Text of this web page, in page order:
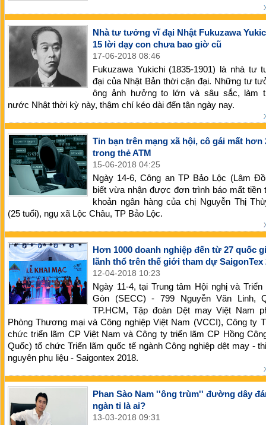
Nhà tư tưởng vĩ đại Nhật Fukuzawa
15 lời dạy con chưa bao giờ cũ
17-06-2018 08:46
Fukuzawa Yukichi (1835-1901) là nhà tư
đại của Nhật Bản thời cận đại. Những tư
ông ảnh hưởng to lớn và sâu sắc, làm
nước Nhật thời kỳ này, thậm chí kéo dài đến tận ngày nay.
Tin bạn trên mạng xã hội, cô gái mất hơn
trong thẻ ATM
15-06-2018 04:25
Ngày 14-6, Công an TP Bảo Lộc (Lâm
biết vừa nhận được đơn trình báo mất tiền
khoản ngân hàng của chị Nguyễn Thị
(25 tuổi), ngụ xã Lộc Châu, TP Bảo Lộc.
Hơn 1000 doanh nghiệp đến từ 27 quốc
lãnh thổ trên thế giới tham dự SaigonTex
12-04-2018 10:23
Ngày 11-4, tại Trung tâm Hội nghị và Triển
Gòn (SECC) - 799 Nguyễn Văn Linh,
TP.HCM, Tập đoàn Dệt may Việt Nam
Phòng Thương mại và Công nghiệp Việt Nam (VCCI), Công ty
chức triển lãm CP Việt Nam và Công ty triển lãm CP Hồng
Quốc) tổ chức Triển lãm quốc tế ngành Công nghiệp dệt may -
nguyên phụ liệu - Saigontex 2018.
Phan Sào Nam ''ông trùm'' đường dây
ngàn tỉ là ai?
13-03-2018 09:31